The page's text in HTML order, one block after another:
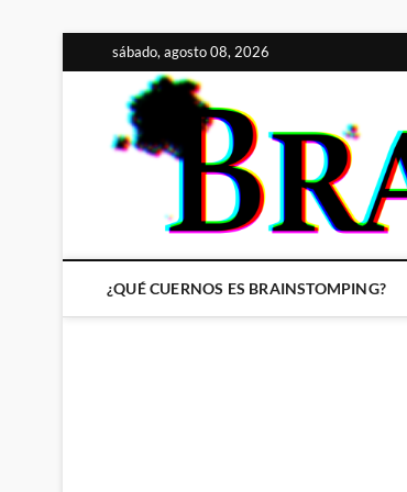
al
contenido
sábado, agosto 08, 2026
¿QUÉ CUERNOS ES BRAINSTOMPING?